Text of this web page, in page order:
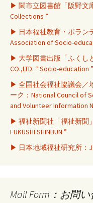
▶ 関市立図書館「阪野文
Collections ”
▶ 日本福祉教育・ボラン
Association of Socio-
▶ 大学図書出版「ふくしと
CO.,LTD. “ Socio-education ”
▶ 全国社会福祉協議会／
ーク：National Council of
and Volunteer Information
▶ 福祉新聞社「福祉新聞」
FUKUSHI SHINBUN ”
▶ 日本地域福祉研究所：
Mail Form：お問